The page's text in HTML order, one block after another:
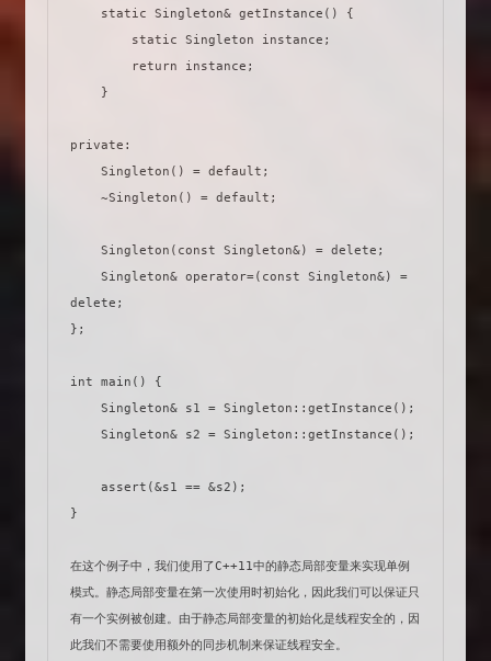
private:
delete;
};
int main() {
}
在这个例子中，我们使用了C++11中的静态局部变量来实现单例
模式。静态局部变量在第一次使用时初始化，因此我们可以保证只
有一个实例被创建。由于静态局部变量的初始化是线程安全的，因
此我们不需要使用额外的同步机制来保证线程安全。